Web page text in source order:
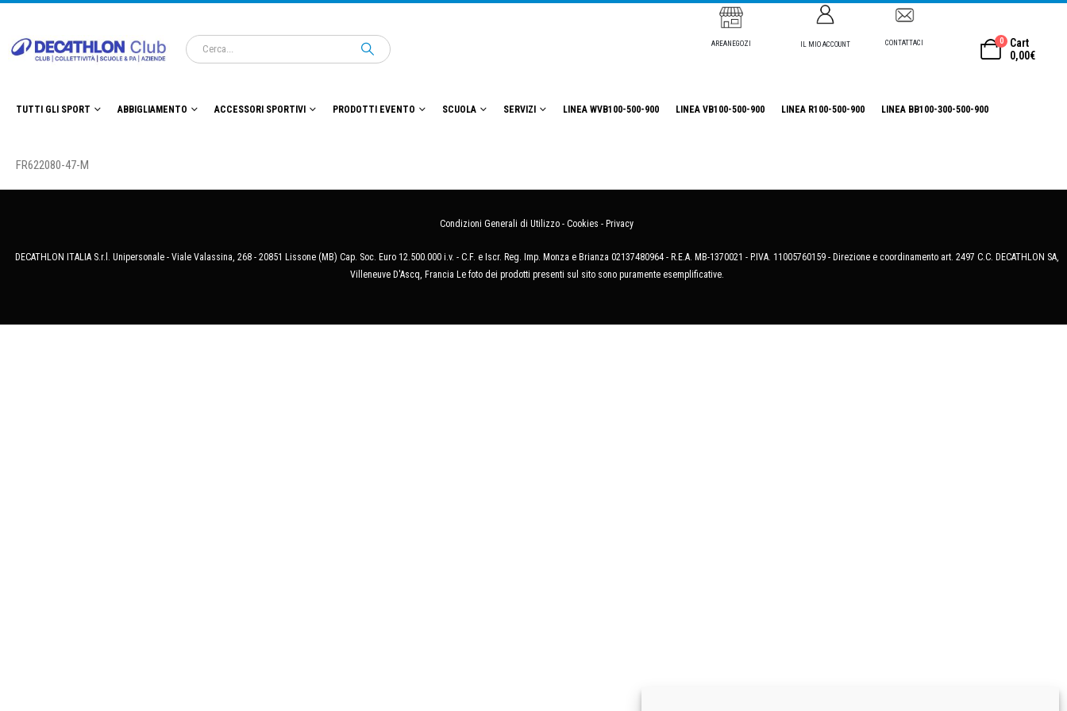
AREANEGOZI IL MIO ACCOUNT CONTATTACI 0
Cart
0,00€
TUTTI GLI SPORT ABBIGLIAMENTO ACCESSORI SPORTIVI PRODOTTI EVENTO SCUOLA SERVIZI LINEA WVB100-500-900 LINEA VB100-500-900 LINEA R100-500-900 LINEA BB100-300-500-900
FR622080-47-M
Condizioni Generali di Utilizzo - Cookies - Privacy
DECATHLON ITALIA S.r.l. Unipersonale - Viale Valassina, 268 - 20851 Lissone (MB) Cap. Soc. Euro 12.500.000 i.v. - C.F. e Iscr. Reg. Imp. Monza e Brianza 02137480964 - R.E.A. MB-1370021 - P.IVA. 11005760159 - Direzione e coordinamento art. 2497 C.C. DECATHLON SA,
Villeneuve D'Ascq, Francia Le foto dei prodotti presenti sul sito sono puramente esemplificative.